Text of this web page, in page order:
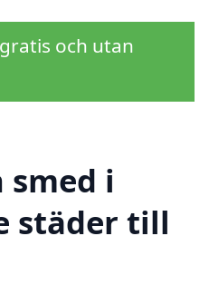
och utan
smed i
städer till